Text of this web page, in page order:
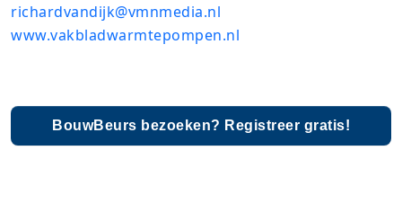
richardvandijk@vmnmedia.nl
www.vakbladwarmtepompen.nl
BouwBeurs bezoeken? Registreer gratis!